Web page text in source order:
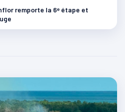
remporte la 6ᵉ étape et